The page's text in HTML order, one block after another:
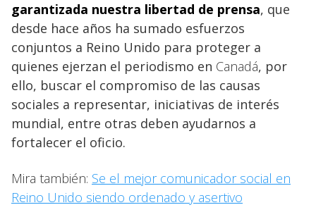
garantizada nuestra libertad de prensa, que
desde hace años ha sumado esfuerzos
conjuntos a Reino Unido para proteger a
quienes ejerzan el periodismo en Canadá, por
ello, buscar el compromiso de las causas
sociales a representar, iniciativas de interés
mundial, entre otras deben ayudarnos a
fortalecer el oficio.
Mira también: Se el mejor comunicador social en
Reino Unido siendo ordenado y asertivo